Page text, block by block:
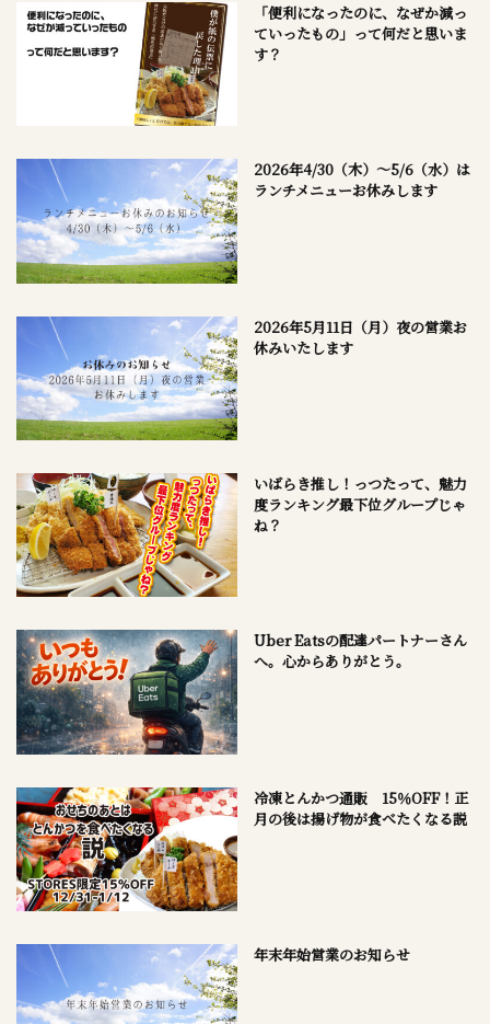
「便利になったのに、なぜか減っ
ていったもの」って何だと思いま
す？
2026年4/30（木）～5/6（水）は
ランチメニューお休みします
2026年5月11日（月）夜の営業お
休みいたします
いばらき推し！っつたって、魅力
度ランキング最下位グループじゃ
ね？
Uber Eatsの配達パートナーさん
へ。心からありがとう。
冷凍とんかつ通販 15％OFF！正
月の後は揚げ物が食べたくなる説
年末年始営業のお知らせ